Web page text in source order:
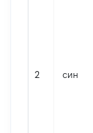
2 син